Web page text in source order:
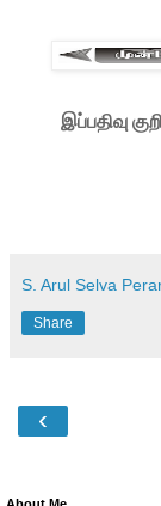
இப்பதிவு
S. Arul Selva
Share
‹